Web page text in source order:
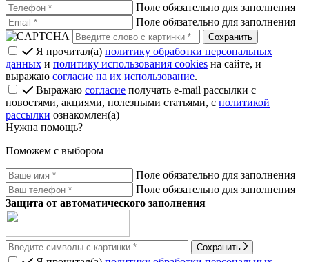
Поле обязательно для заполнения
Поле обязательно для заполнения
Я прочитал(а) политику обработки персональных
данных и политику использования cookies на сайте, и
выражаю согласие на их использование.
Выражаю согласие получать e-mail рассылки с
новостями, акциями, полезными статьями, с политикой
рассылки ознакомлен(а)
Нужна помощь?
Поможем с выбором
Поле обязательно для заполнения
Поле обязательно для заполнения
Защита от автоматического заполнения
Сохранить